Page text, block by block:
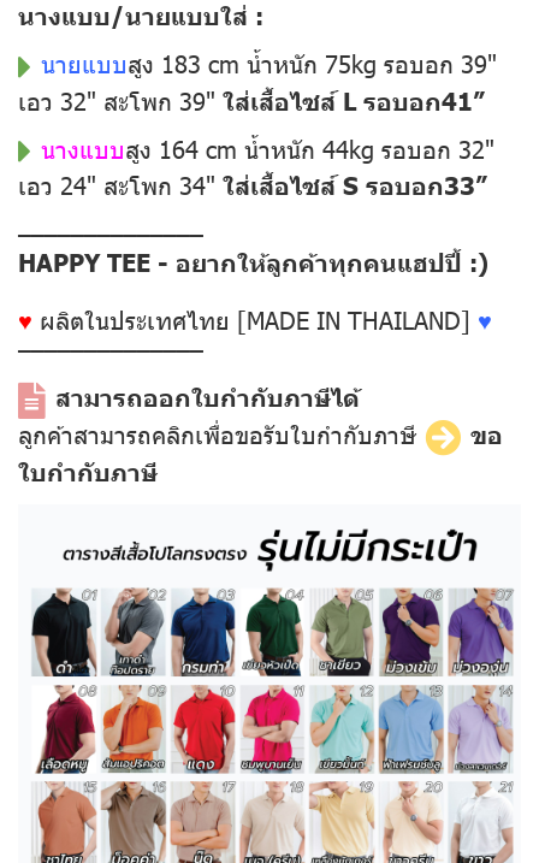
นางแบบ/นายแบบใส่ :
นายแบบสูง 183 cm น้ำหนัก 75kg รอบอก 39"
เอว 32" สะโพก 39" ใส่เสื้อไซส์ L รอบอก41”
นางแบบสูง 164 cm น้ำหนัก 44kg รอบอก 32"
เอว 24" สะโพก 34" ใส่เสื้อไซส์ S รอบอก33”
––––––––––––––
HAPPY TEE - อยากให้ลูกค้าทุกคนแฮปปี้ :)
♥ ผลิตในประเทศไทย [MADE IN THAILAND] ♥
––––––––––––––
สามารถออกใบกำกับภาษีได้
ลูกค้าสามารถคลิกเพื่อขอรับใบกำกับภาษี
ขอ
ใบกำกับภาษี